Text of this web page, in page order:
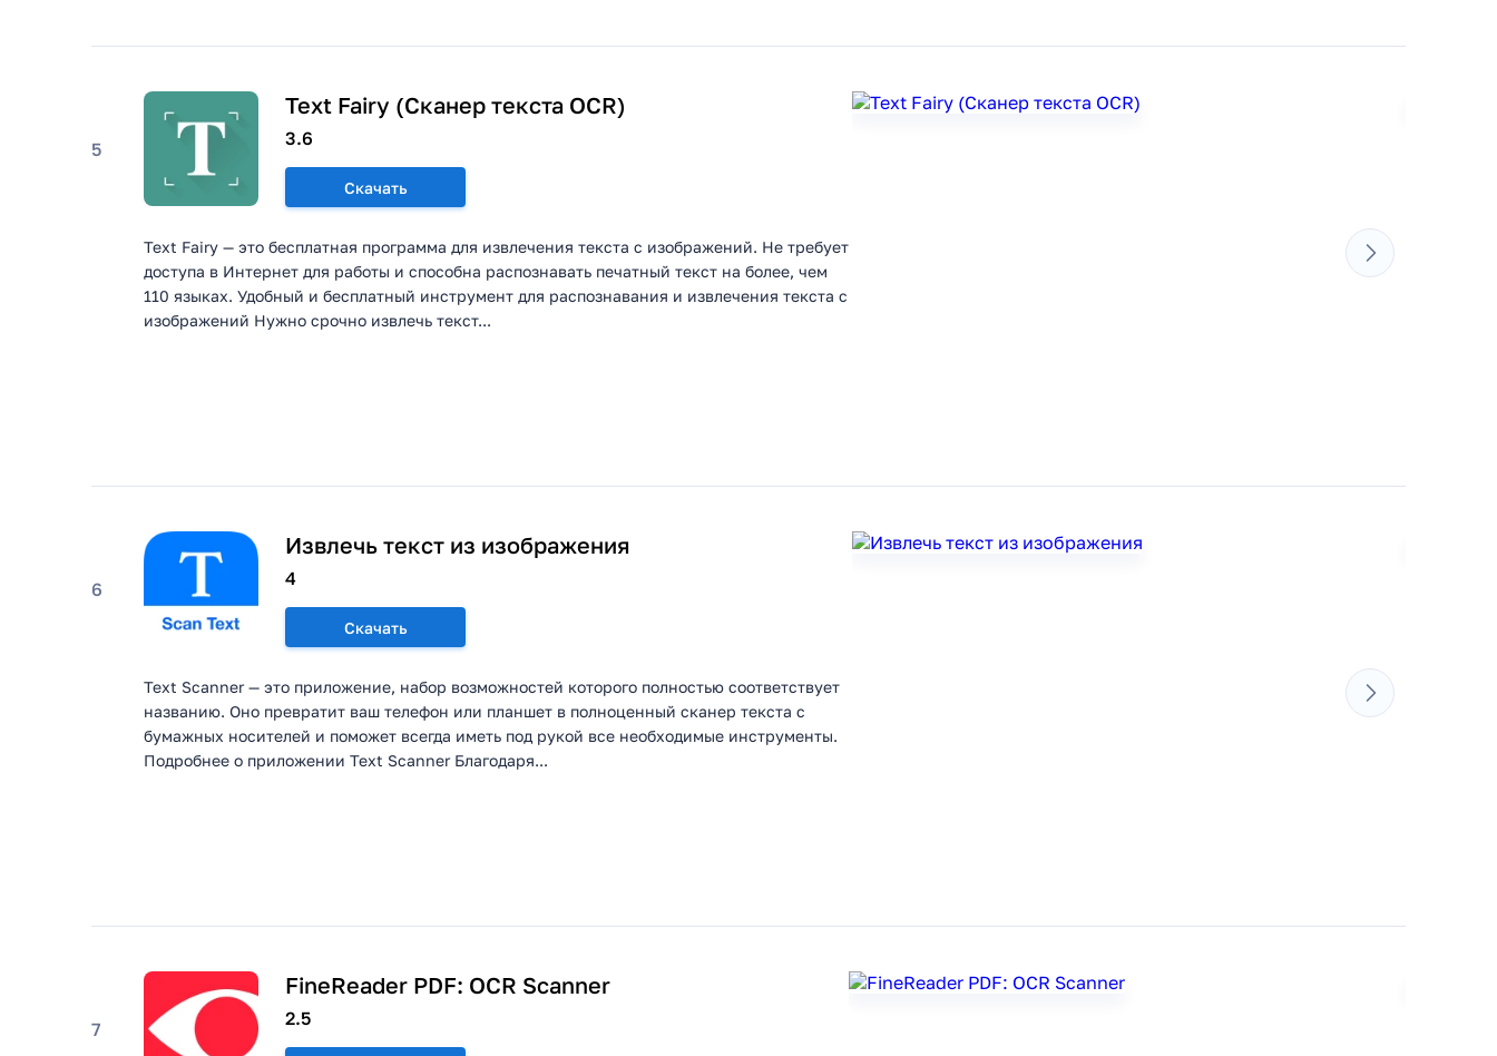
5
Text Fairy (Сканер текста OCR)
3.6
Скачать
Text Fairy — это бесплатная программа для извлечения текста с изображений. Не требует
доступа в Интернет для работы и способна распознавать печатный текст на более, чем
110 языках. Удобный и бесплатный инструмент для распознавания и извлечения текста с
изображений Нужно срочно извлечь текст...
6
Извлечь текст из изображения
4
Скачать
Text Scanner — это приложение, набор возможностей которого полностью соответствует
названию. Оно превратит ваш телефон или планшет в полноценный сканер текста с
бумажных носителей и поможет всегда иметь под рукой все необходимые инструменты.
Подробнее о приложении Text Scanner Благодаря...
7
FineReader PDF: OCR Scanner
2.5